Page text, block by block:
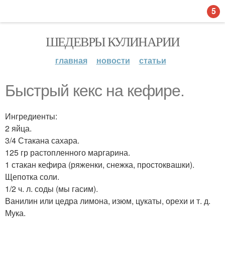
ШЕДЕВРЫ КУЛИНАРИИ
главная новости статьи
Быстрый кекс на кефире.
Ингредиенты:
2 яйца.
3/4 Стакана сахара.
125 гр растопленного маргарина.
1 стакан кефира (ряженки, снежка, простоквашки).
Щепотка соли.
1/2 ч. л. соды (мы гасим).
Ванилин или цедра лимона, изюм, цукаты, орехи и т. д.
Мука.
5